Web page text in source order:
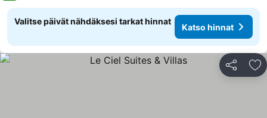
Valitse päivät nähdäksesi tarkat hinnat
Katso hinnat
Jaa